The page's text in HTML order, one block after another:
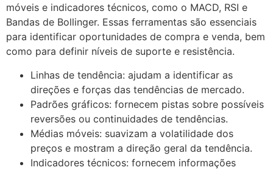
móveis e indicadores técnicos, como o MACD, RSI e
Bandas de Bollinger. Essas ferramentas são essenciais
para identificar oportunidades de compra e venda, bem
como para definir níveis de suporte e resistência.
Linhas de tendência: ajudam a identificar as
direções e forças das tendências de mercado.
Padrões gráficos: fornecem pistas sobre possíveis
reversões ou continuidades de tendências.
Médias móveis: suavizam a volatilidade dos
preços e mostram a direção geral da tendência.
Indicadores técnicos: fornecem informações